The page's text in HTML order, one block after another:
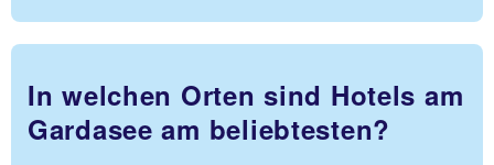
In welchen Orten sind Hotels am
Gardasee am beliebtesten?